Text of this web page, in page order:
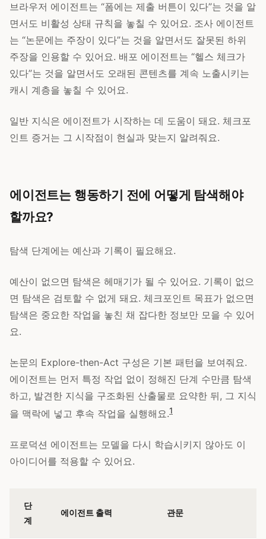
브라우저 에이전트는 “폼에는 제출 버튼이 있다”는 것을 알
면서도 비활성 상태 규칙을 놓칠 수 있어요. 조사 에이전트
는 “논문에는 주장이 있다”는 것을 알면서도 잘못된 하위
주장을 인용할 수 있어요. 배포 에이전트는 “헬스 체크가
있다”는 것을 알면서도 오래된 콘텐츠를 계속 노출시키는
캐시 계층을 놓칠 수 있어요.
일반 지식은 에이전트가 시작하는 데 도움이 돼요. 체크포
인트 증거는 그 시작점이 현실과 맞는지 알려줘요.
에이전트는 행동하기 전에 어떻게 탐색해야
할까요?
탐색 단계에는 예산과 기록이 필요해요.
예산이 없으면 탐색은 헤매기가 될 수 있어요. 기록이 없으
면 탐색은 검토할 수 없게 돼요. 체크포인트 목표가 없으면
탐색은 중요한 작업을 놓친 채 잡다한 정보만 모을 수 있어
요.
논문의 Explore-then-Act 구성은 기본 패턴을 보여줘요.
에이전트는 먼저 특정 작업 없이 정해진 단계 수만큼 탐색
하고, 발견한 지식을 구조화된 산출물로 요약한 뒤, 그 지식
을 맥락에 넣고 후속 작업을 실행해요.1
프로덕션 에이전트는 모델을 다시 학습시키지 않아도 이
아이디어를 적용할 수 있어요.
단
계
에이전트 출력 관문